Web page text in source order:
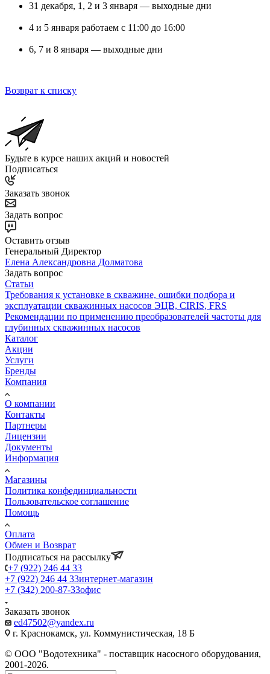
31 декабря, 1, 2 и 3 января — выходные дни
4 и 5 января работаем с 11:00 до 16:00
6, 7 и 8 января — выходные дни
Возврат к списку
Будьте в курсе наших акций и новостей
Подписаться
Заказать звонок
Задать вопрос
Оставить отзыв
Генеральный Директор
Елена Александровна Долматова
Задать вопрос
Статьи
Требования к установке в скважине, ошибки подбора и
эксплуатации скважинных насосов ЭЦВ, CIRIS, FRS
Рекомендации по применению преобразователей частоты для
глубинных скважинных насосов
Каталог
Акции
Услуги
Бренды
Компания
О компании
Контакты
Партнеры
Лицензии
Документы
Информация
Магазины
Политика конфединциальности
Пользовательское соглашение
Помощь
Оплата
Обмен и Возврат
Подписаться на рассылку
+7 (922) 246 44 33
+7 (922) 246 44 33интернет-магазин
+7 (342) 200-87-33офис
Заказать звонок
ed47502@yandex.ru
г. Краснокамск, ул. Коммунистическая, 18 Б
© ООО "Водотехника" - поставщик насосного оборудования,
2001-2026.